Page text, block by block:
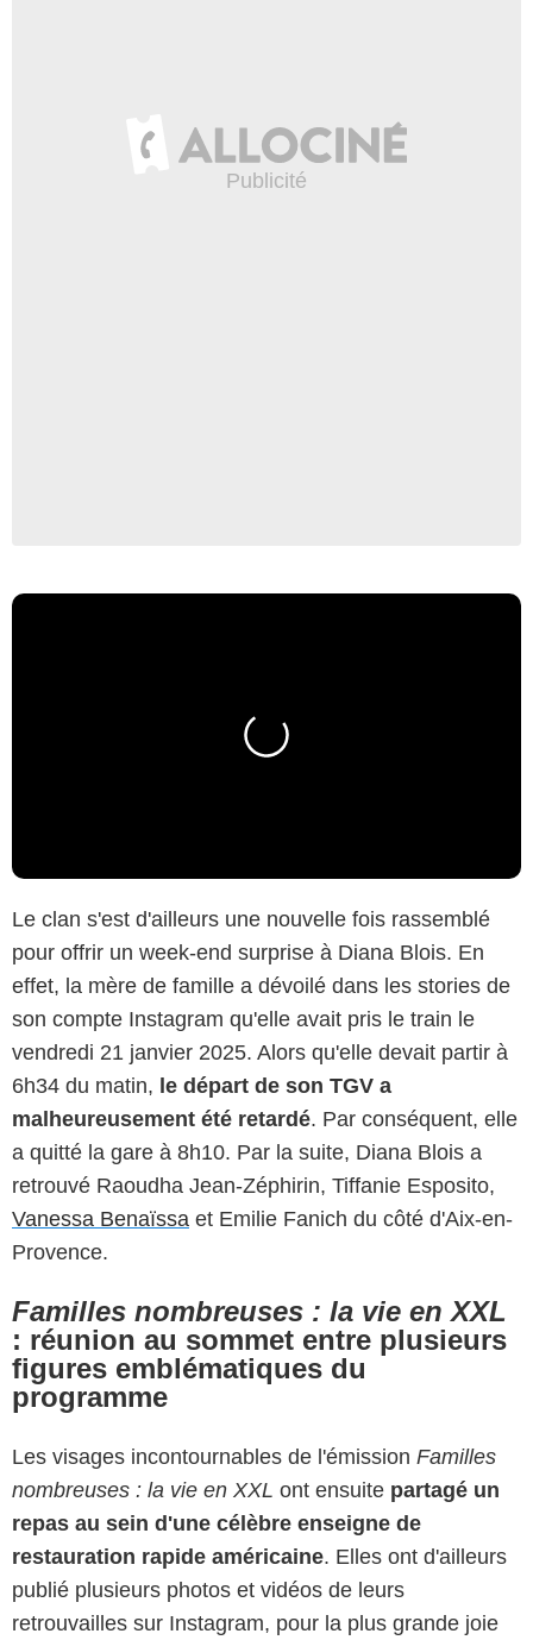
Le clan s'est d'ailleurs une nouvelle fois rassemblé
pour offrir un week-end surprise à Diana Blois. En
effet, la mère de famille a dévoilé dans les stories de
son compte Instagram qu'elle avait pris le train le
vendredi 21 janvier 2025. Alors qu'elle devait partir à
6h34 du matin, le départ de son TGV a
malheureusement été retardé. Par conséquent, elle
a quitté la gare à 8h10. Par la suite, Diana Blois a
retrouvé Raoudha Jean-Zéphirin, Tiffanie Esposito,
Vanessa Benaïssa et Emilie Fanich du côté d'Aix-en-
Provence.
Familles nombreuses : la vie en XXL
: réunion au sommet entre plusieurs
figures emblématiques du
programme
Les visages incontournables de l'émission Familles
nombreuses : la vie en XXL ont ensuite partagé un
repas au sein d'une célèbre enseigne de
restauration rapide américaine. Elles ont d'ailleurs
publié plusieurs photos et vidéos de leurs
retrouvailles sur Instagram, pour la plus grande joie